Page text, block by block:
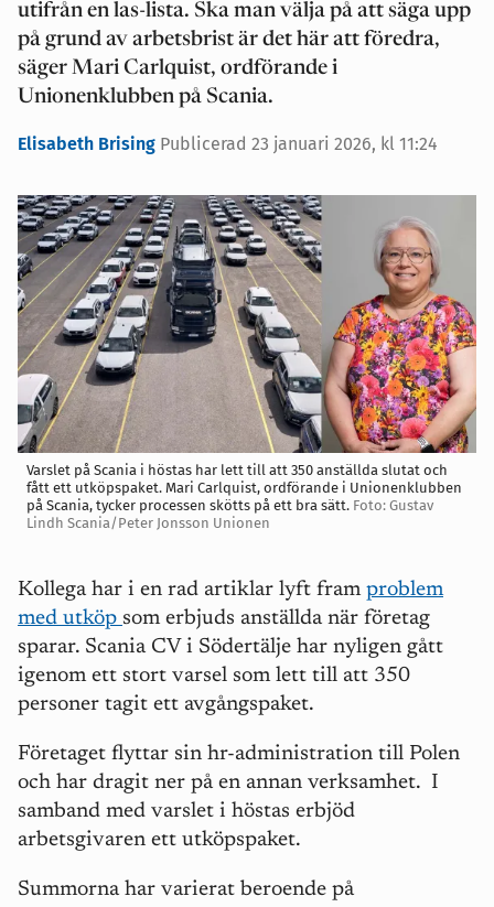
utifrån en las-lista. Ska man välja på att säga upp
på grund av arbetsbrist är det här att föredra,
säger Mari Carlquist, ordförande i
Unionenklubben på Scania.
Elisabeth Brising Publicerad 23 januari 2026, kl 11:24
Varslet på Scania i höstas har lett till att 350 anställda slutat och
fått ett utköpspaket. Mari Carlquist, ordförande i Unionenklubben
på Scania, tycker processen skötts på ett bra sätt. Foto: Gustav
Lindh Scania/Peter Jonsson Unionen
Kollega har i en rad artiklar lyft fram problem
med utköp som erbjuds anställda när företag
sparar. Scania CV i Södertälje har nyligen gått
igenom ett stort varsel som lett till att 350
personer tagit ett avgångspaket.
Företaget flyttar sin hr-administration till Polen
och har dragit ner på en annan verksamhet. I
samband med varslet i höstas erbjöd
arbetsgivaren ett utköpspaket.
Summorna har varierat beroende på